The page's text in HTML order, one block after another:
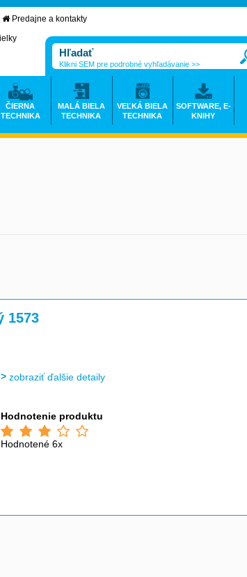
1573
zobraziť ďalšie detaily
Hodnotenie produktu
Hodnotené 6x
Predajne a kontakty
Klikni SEM pre podrobné vyhľadávanie >>
ČIERNA
TECHNIKA
MALÁ BIELA
TECHNIKA
VEĽKÁ BIELA
TECHNIKA
SOFTWARE, E-
KNIHY